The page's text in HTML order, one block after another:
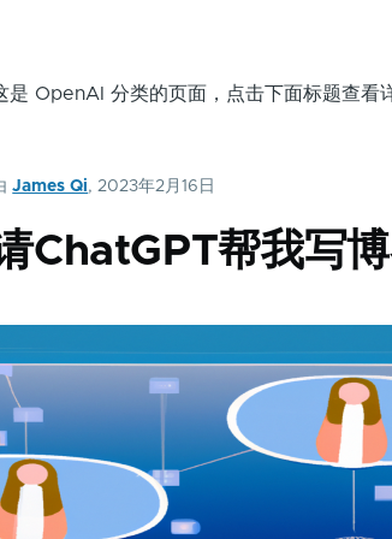
是 OpenAI 分类的页面，点击下面标题查看
James Qi, 2023年2月16日
ChatGPT帮我写